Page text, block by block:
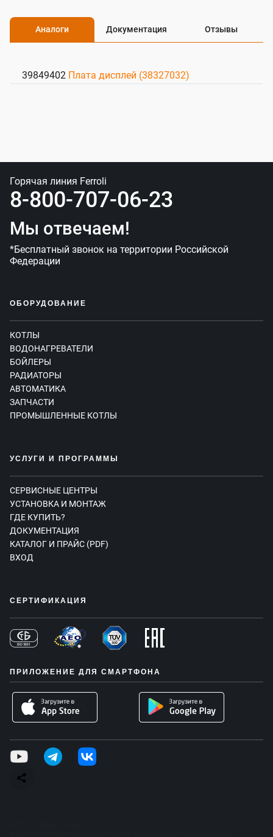
Аналоги Документация Отзывы
39849402 Плата дисплей (38327032)
Горячая линия Ferroli
8-800-707-06-23
Мы отвечаем!
*Бесплатный звонок на территории Российской
Федерации
ОБОРУДОВАНИЕ
КОТЛЫ
ВОДОНАГРЕВАТЕЛИ
БОЙЛЕРЫ
РАДИАТОРЫ
АВТОМАТИКА
ЗАПЧАСТИ
ПРОМЫШЛЕННЫЕ КОТЛЫ
УСЛУГИ И ПРОГРАММЫ
СЕРВИСНЫЕ ЦЕНТРЫ
УСТАНОВКА И МОНТАЖ
ГДЕ КУПИТЬ?
ДОКУМЕНТАЦИЯ
КАТАЛОГ И ПРАЙС (PDF)
ВХОД
СЕРТИФИКАЦИЯ
ПРИЛОЖЕНИЕ ДЛЯ СМАРТФОНА